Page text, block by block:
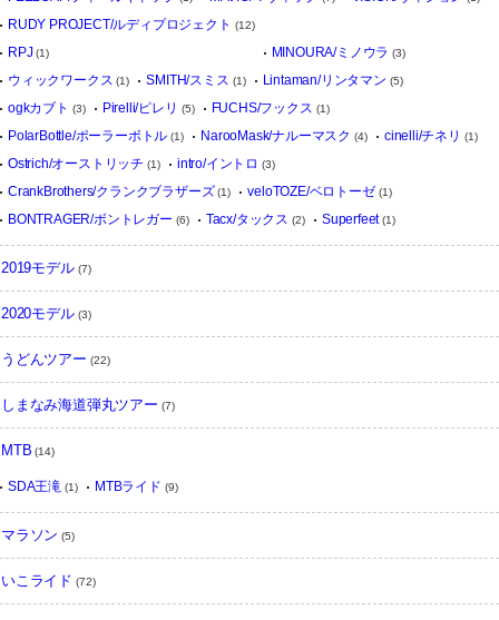
RUDY PROJECT/ルディプロジェクト (12)
RPJ(1) MINOURA/ミノウラ (3)
ウィックワークス (1) SMITH/スミス (1) Lintaman/リンタマン (5)
ogkカブト (3) Pirelli/ピレリ (5) FUCHS/フックス (1)
PolarBottle/ポーラーボトル (1) NarooMask/ナルーマスク (4) cinelli/チネリ (1)
Ostrich/オーストリッチ (1) intro/イントロ (3)
CrankBrothers/クランクブラザーズ (1) veloTOZE/ベロトーゼ(1)
BONTRAGER/ボントレガー (6) Tacx/タックス (2) Superfeet(1)
2019モデル(7)
2020モデル(3)
うどんツアー (22)
しまなみ海道弾丸ツアー (7)
MTB (14)
SDA王滝 (1) MTBライド (9)
マラソン (5)
いこライド (72)